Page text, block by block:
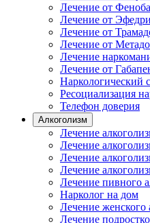
Лечение от
Лечение от
Лечение от
Лечение от
Лечение
Лечение от
Наркологический
Ресоциализация
Телефон доверия
Алкоголизм
Лечение
Лечение
Лечение
Лечение
Лечение пивного
Нарколог на дом
Лечение женского
Лечение